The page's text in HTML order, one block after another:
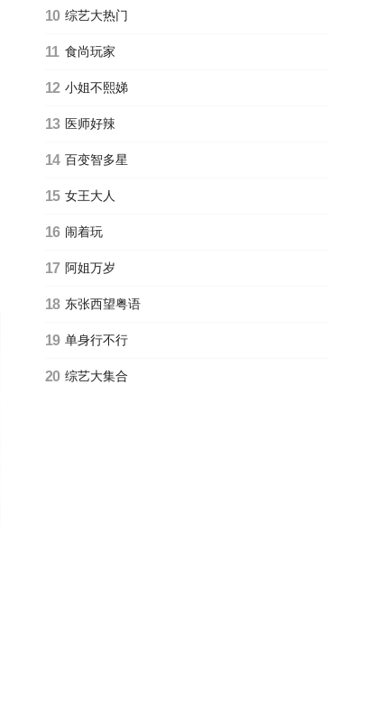
10 综艺大热门
11 食尚玩家
12 小姐不熙娣
13 医师好辣
14 百变智多星
15 女王大人
16 闹着玩
17 阿姐万岁
18 东张西望粤语
19 单身行不行
20 综艺大集合